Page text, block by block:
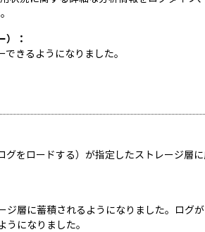
）：
きるようになりました。
をロードする）が指定したストレージ層
層に蓄積されるようになりました。ログ
になりました。